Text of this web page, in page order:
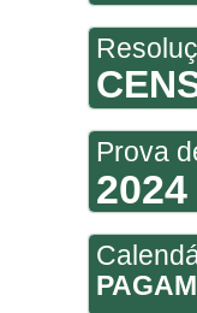
Prova
2024